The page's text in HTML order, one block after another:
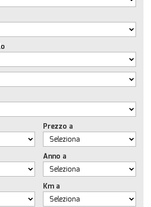
Prezzo a
Anno a
Km a